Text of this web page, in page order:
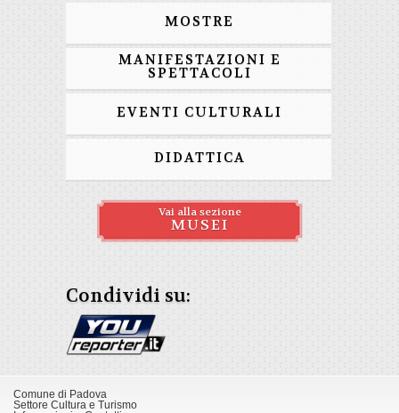
MOSTRE
MANIFESTAZIONI E
SPETTACOLI
EVENTI CULTURALI
DIDATTICA
Vai alla sezione
MUSEI
Condividi su:
Comune di Padova
Settore Cultura e Turismo